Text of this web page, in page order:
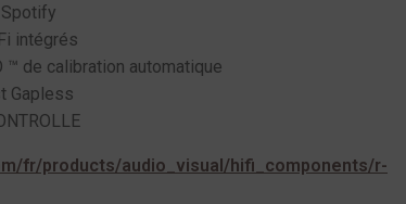
intégrés
™ de calibration automatique
Gapless
fr/products/audio_visual/hifi_components/r-